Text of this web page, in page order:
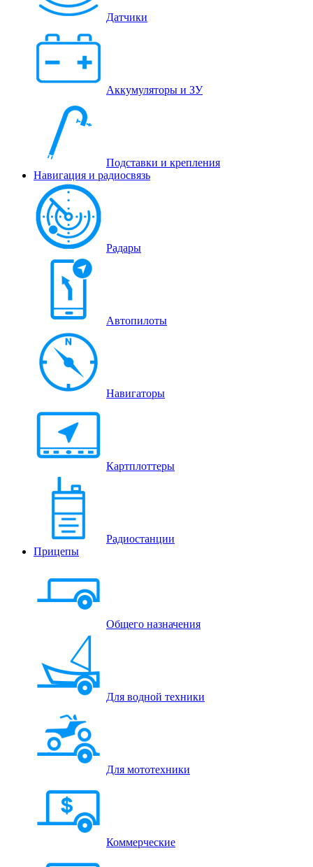
Датчики
Аккумуляторы и ЗУ
Подставки и крепления
Навигация и радиосвязь
Радары
Автопилоты
Навигаторы
Картплоттеры
Радиостанции
Прицепы
Общего назначения
Для водной техники
Для мототехники
Коммерческие